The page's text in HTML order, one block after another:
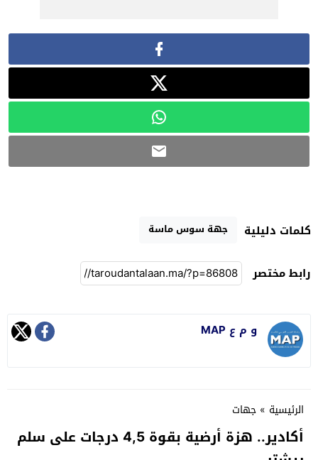
كلمات دليلية جهة سوس ماسة
رابط مختصر
و م ع MAP
الرئيسية » جهات
أكادير.. هزة أرضية بقوة 4,5 درجات على سلم